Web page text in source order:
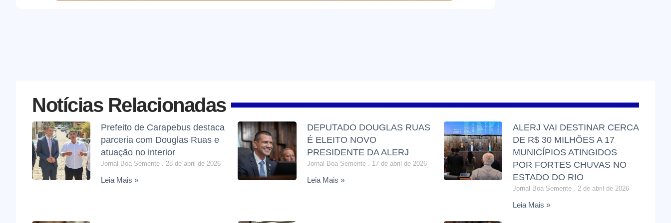
Notícias Relacionadas
Prefeito de Carapebus destaca
parceria com Douglas Ruas e
atuação no interior
Jornal Boa Semente 28 de abril de 2026
Leia Mais »
DEPUTADO DOUGLAS RUAS
É ELEITO NOVO
PRESIDENTE DA ALERJ
Jornal Boa Semente 17 de abril de 2026
Leia Mais »
ALERJ VAI DESTINAR CERCA
DE R$ 30 MILHÕES A 17
MUNICÍPIOS ATINGIDOS
POR FORTES CHUVAS NO
ESTADO DO RIO
Jornal Boa Semente 2 de abril de 2026
Leia Mais »